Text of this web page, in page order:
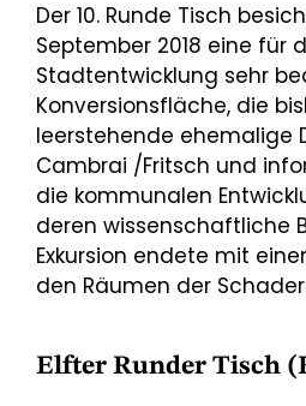
Der 10. Runde Tisch
September 2018 eine für
Stadtentwicklung sehr
Konversionsfläche, die
leerstehende ehemalige
Cambrai /Fritsch und
die kommunalen
deren wissenschaftliche
Exkursion endete mit
den Räumen der
Elfter Runder Tisch